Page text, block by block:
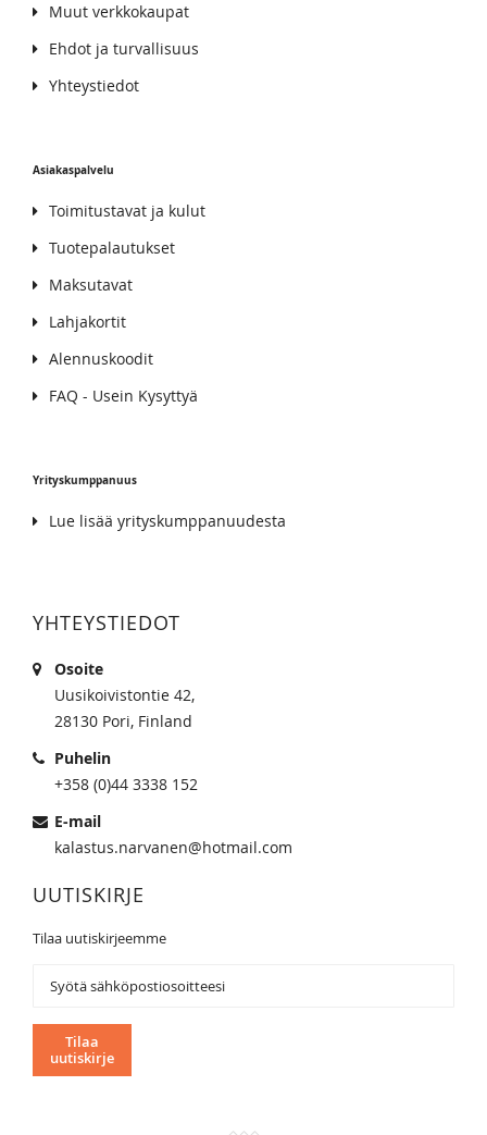
Muut verkkokaupat
Ehdot ja turvallisuus
Yhteystiedot
Asiakaspalvelu
Toimitustavat ja kulut
Tuotepalautukset
Maksutavat
Lahjakortit
Alennuskoodit
FAQ - Usein Kysyttyä
Yrityskumppanuus
Lue lisää yrityskumppanuudesta
YHTEYSTIEDOT
Osoite
Uusikoivistontie 42,
28130 Pori, Finland
Puhelin
+358 (0)44 3338 152
E-mail
kalastus.narvanen@hotmail.com
UUTISKIRJE
Tilaa uutiskirjeemme
uutiskirjeemme:
Tilaa
uutiskirje